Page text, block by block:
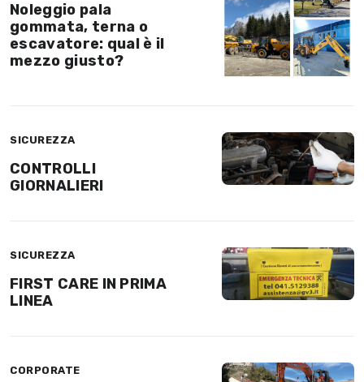
Noleggio pala
gommata, terna o
escavatore: qual è il
mezzo giusto?
SICUREZZA
CONTROLLI
GIORNALIERI
SICUREZZA
FIRST CARE IN PRIMA
LINEA
CORPORATE